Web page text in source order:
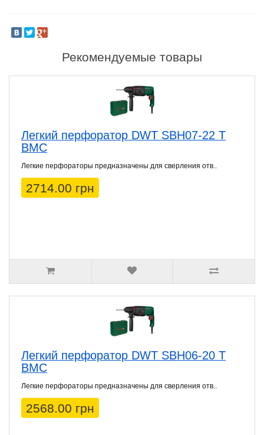
Рекомендуемые товары
Легкий перфоратор DWT SBH07-22 T
BMC
Легкие перфораторы предназначены для сверления отв..
2714.00 грн
Легкий перфоратор DWT SBH06-20 T
BMC
Легкие перфораторы предназначены для сверления отв..
2568.00 грн